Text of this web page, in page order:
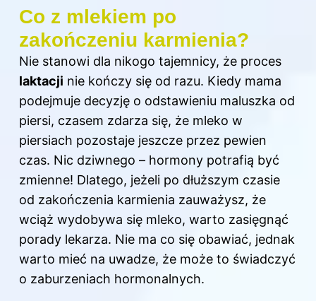
Co z mlekiem po
zakończeniu karmienia?
Nie stanowi dla nikogo tajemnicy, że proces
laktacji nie kończy się od razu. Kiedy mama
podejmuje decyzję o odstawieniu maluszka od
piersi, czasem zdarza się, że mleko w
piersiach pozostaje jeszcze przez pewien
czas. Nic dziwnego – hormony potrafią być
zmienne! Dlatego, jeżeli po dłuższym czasie
od zakończenia karmienia zauważysz, że
wciąż wydobywa się mleko, warto zasięgnąć
porady lekarza. Nie ma co się obawiać, jednak
warto mieć na uwadze, że może to świadczyć
o zaburzeniach hormonalnych.